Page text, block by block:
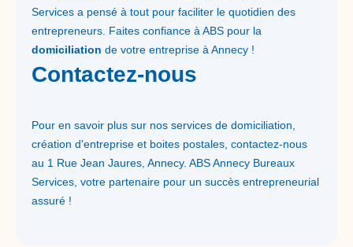
Services a pensé à tout pour faciliter le quotidien des
entrepreneurs. Faites confiance à ABS pour la
domiciliation de votre entreprise à Annecy !
Contactez-nous
Pour en savoir plus sur nos services de domiciliation,
création d'entreprise et boites postales, contactez-nous
au 1 Rue Jean Jaures, Annecy. ABS Annecy Bureaux
Services, votre partenaire pour un succès entrepreneurial
assuré !